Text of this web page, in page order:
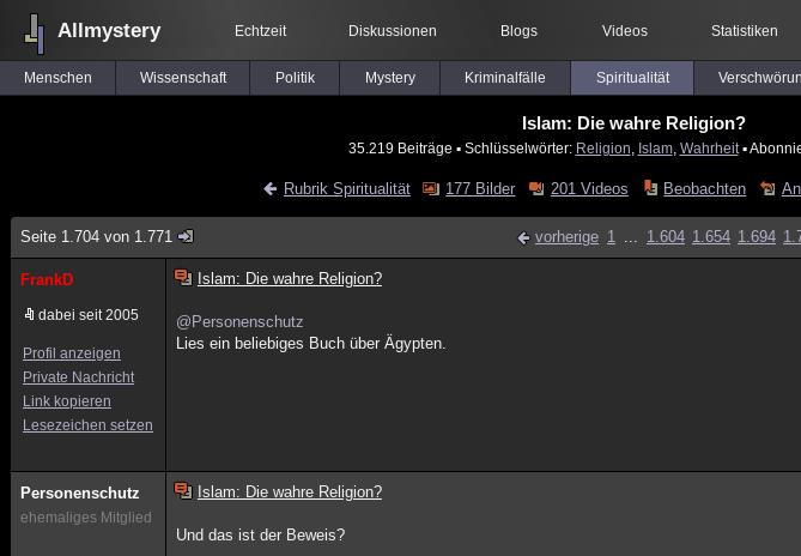
Allmystery Echtzeit Diskussionen Blogs Videos Statistiken
Menschen Wissenschaft Politik Mystery Kriminalfälle Spiritualität
Islam: Die wahre Religion?
35.219 Beiträge ▪ Schlüsselwörter: Religion Islam, Wahrheit▪
Rubrik Spiritualität 177 Bilder 201 Videos Beobachten
Seite 1.704 von 1.771 vorherige 1 ... 1.604 1.654 1.694
FrankD
dabei seit 2005
Profil anzeigen
Private Nachricht
Link kopieren
Lesezeichen setzen
Islam: Die wahre Religion?
@Personenschutz
Lies ein beliebiges Buch über Ägypten.
Personenschutz
ehemaliges Mitglied
Islam: Die wahre Religion?
Und das ist der Beweis?